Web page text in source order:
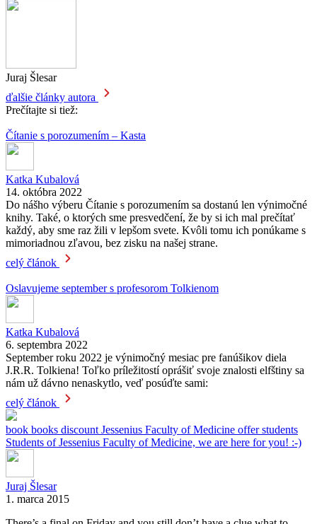
Juraj Šlesar
ďalšie články autora
Prečítajte si tiež:
Čítanie s porozumením – Kasta
Katka Kubalová
14. októbra 2022
Do nášho výberu Čítanie s porozumením sa dostanú len výnimočné
knihy. Také, o ktorých sme presvedčení, že by si ich mal prečítať
každý, aby sme raz žili v lepšom svete. Kvôli tomu ich ponúkame s
mimoriadnou zľavou, bez zisku na našej strane.
celý článok
Oslavujeme september s profesorom Tolkienom
Katka Kubalová
6. septembra 2022
September roku 2022 je výnimočný mesiac pre fanúšikov diela
J.R.R. Tolkiena! Toľko príležitostí oprášiť svoje znalosti elfštiny sa
nám už dávno nenaskytlo, veď posúďte sami:
celý článok
book books discount Jessenius Faculty of Medicine offerstudents
Students of Jessenius Faculty of Medicine, we are here for you! :-)
Juraj Šlesar
1. marca 2015